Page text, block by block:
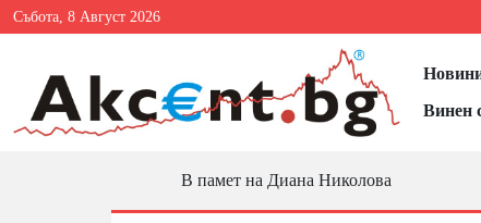
Събота, 8 Август 2026
Винен
В памет на Диана Николова